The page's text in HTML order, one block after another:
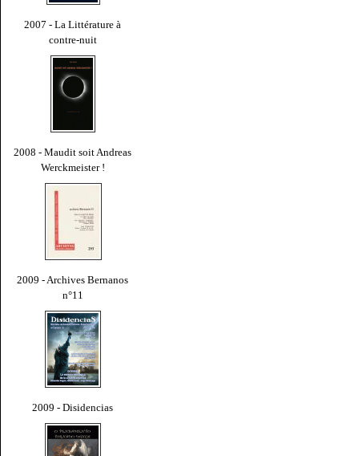
2007 - La Littérature à
contre-nuit
2008 - Maudit soit Andreas
Werckmeister !
2009 - Archives Bernanos
n°11
2009 - Disidencias